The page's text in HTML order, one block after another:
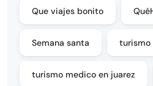
Que viajes bonito
Semana santa turismo
turismo medico en juarez